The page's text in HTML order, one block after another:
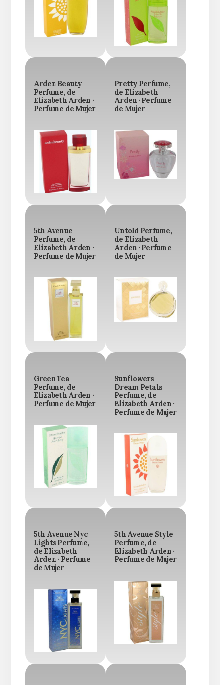
Arden Beauty
Perfume, de
Elizabeth Arden ·
Perfume de Mujer
Pretty Perfume,
de Elizabeth
Arden · Perfume
de Mujer
5th Avenue
Perfume, de
Elizabeth Arden ·
Perfume de Mujer
Untold Perfume,
de Elizabeth
Arden · Perfume
de Mujer
Green Tea
Perfume, de
Elizabeth Arden ·
Perfume de Mujer
Sunflowers
Dream Petals
Perfume, de
Elizabeth Arden ·
Perfume de Mujer
5th Avenue Nyc
Lights Perfume,
de Elizabeth
Arden · Perfume
de Mujer
5th Avenue Style
Perfume, de
Elizabeth Arden ·
Perfume de Mujer